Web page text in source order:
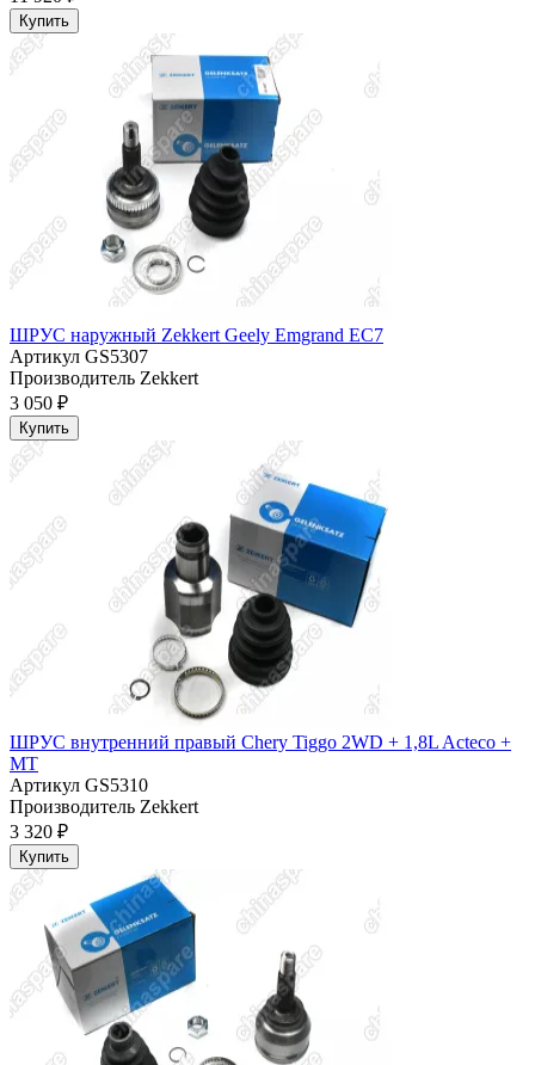
Купить
ШРУС наружный Zekkert Geely Emgrand EC7
Артикул GS5307
Производитель Zekkert
3 050 ₽
Купить
ШРУС внутренний правый Chery Tiggo 2WD + 1,8L Acteco +
MT
Артикул GS5310
Производитель Zekkert
3 320 ₽
Купить